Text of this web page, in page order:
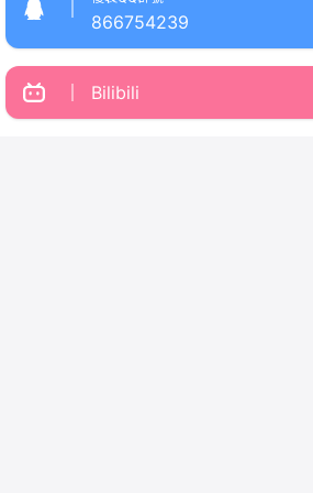
866754239
Bilibili